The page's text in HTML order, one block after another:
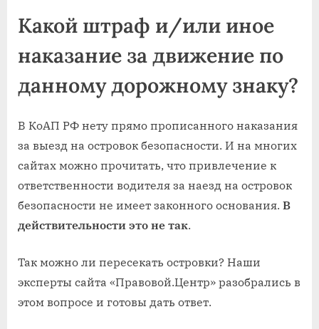
Какой штраф и/или иное
наказание за движение по
данному дорожному знаку?
В КоАП РФ нету прямо прописанного наказания
за выезд на островок безопасности. И на многих
сайтах можно прочитать, что привлечение к
ответственности водителя за наезд на островок
безопасности не имеет законного основания. В
действительности это не так.
Так можно ли пересекать островки? Наши
эксперты сайта «Правовой.Центр» разобрались в
этом вопросе и готовы дать ответ.